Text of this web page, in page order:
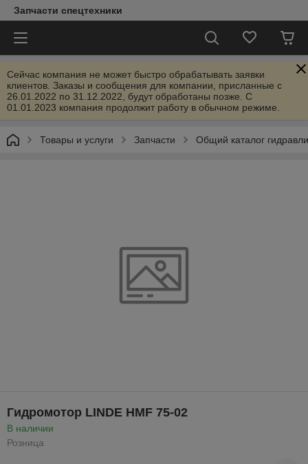
Запчасти спецтехники
Сейчас компания не может быстро обрабатывать заявки
клиентов. Заказы и сообщения для компании, присланные с
26.01.2022 по 31.12.2022, будут обработаны позже. С
01.01.2023 компания продолжит работу в обычном режиме.
Товары и услуги Запчасти Общий каталог
Гидромотор LINDE HMF 75-02
В наличии
Розница